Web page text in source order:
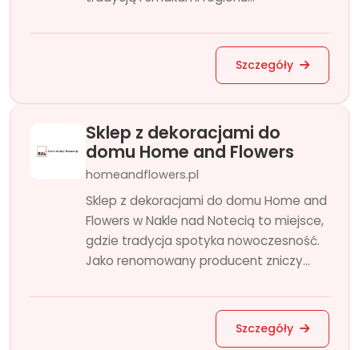
Szczegóły
Sklep z dekoracjami do
domu Home and Flowers
homeandflowers.pl
Sklep z dekoracjami do domu Home and
Flowers w Nakle nad Notecią to miejsce,
gdzie tradycja spotyka nowoczesność.
Jako renomowany producent zniczy...
Szczegóły